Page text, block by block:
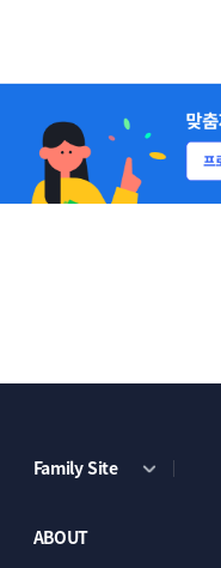
최종 작업 완료
Family Site
ABOUT